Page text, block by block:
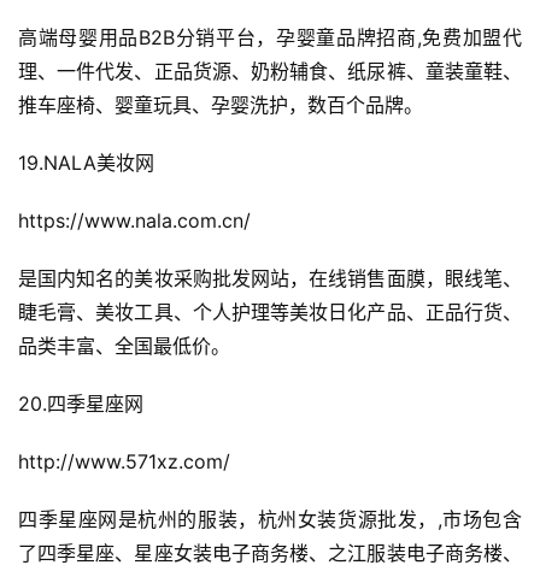
高端母婴用品B2B分销平台，孕婴童品牌招商,免费加盟代
理、一件代发、正品货源、奶粉辅食、纸尿裤、童装童鞋、
推车座椅、婴童玩具、孕婴洗护，数百个品牌。
19.NALA美妆网
https://www.nala.com.cn/
是国内知名的美妆采购批发网站，在线销售面膜，眼线笔、
睫毛膏、美妆工具、个人护理等美妆日化产品、正品行货、
品类丰富、全国最低价。
20.四季星座网
http://www.571xz.com/
四季星座网是杭州的服装，杭州女装货源批发，,市场包含
了四季星座、星座女装电子商务楼、之江服装电子商务楼、